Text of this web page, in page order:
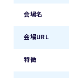
会場名
会場URL
特徴